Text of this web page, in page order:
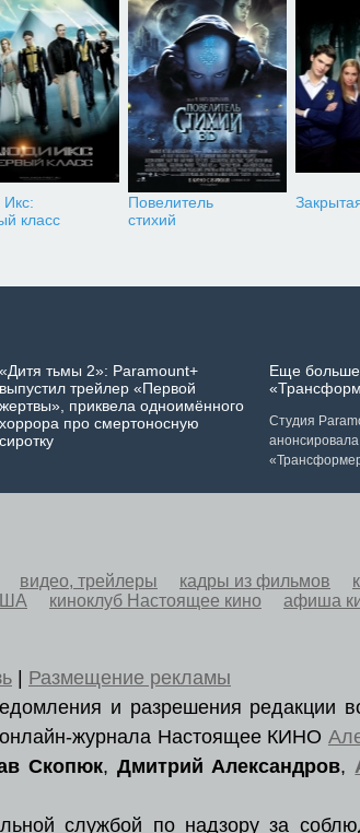
класс
Повелитель
стихий
«Дитя тьмы 2»: Paramount+
выпустил трейлер «Первой
жертвы», приквела одноимённого
хоррора про смертоносную
сиротку
Еще
Студия
видео, трейлеры кадры из фильмов
киноклуб Настоящее кино афиша
Размещение рекламы
и разрешения редакции
онлайн-журнала Настоящее КИНО
Скопюк, Дмитрий Александров,
службой по надзору за